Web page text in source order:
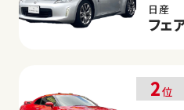
日産
フェ
2位